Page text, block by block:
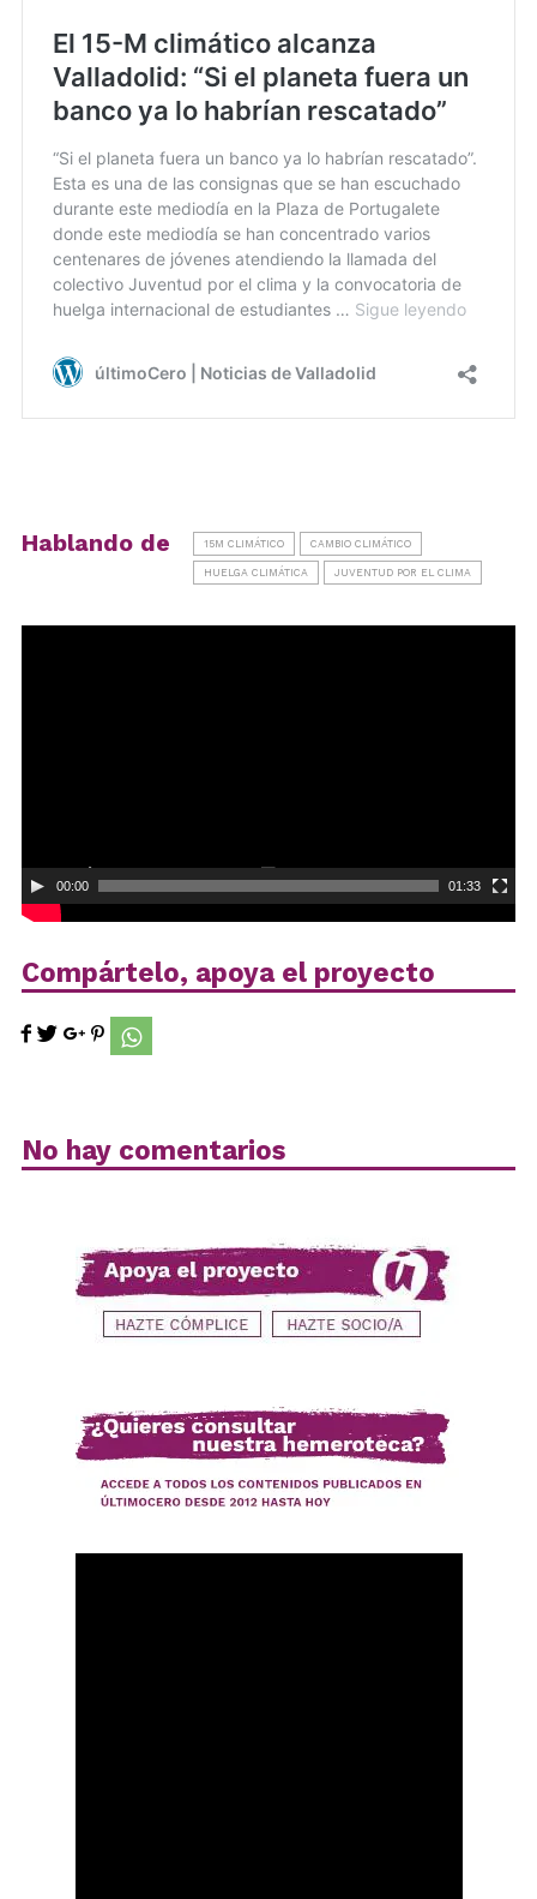
Hablando de 15M CLIMÁTICO CAMBIO CLIMÁTICO
HUELGA CLIMÁTICA JUVENTUD POR EL CLIMA
00:00 01:33
Compártelo, apoya el proyecto
No hay comentarios